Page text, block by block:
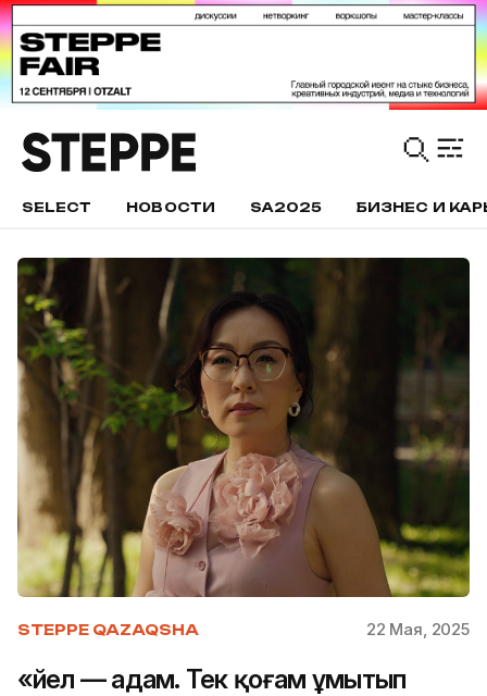
SELECT НОВОСТИ SA2025 БИЗНЕС И
STEPPE QAZAQSHA 22 Мая, 2025
«Әйел — адам. Тек қоғам ұмытып